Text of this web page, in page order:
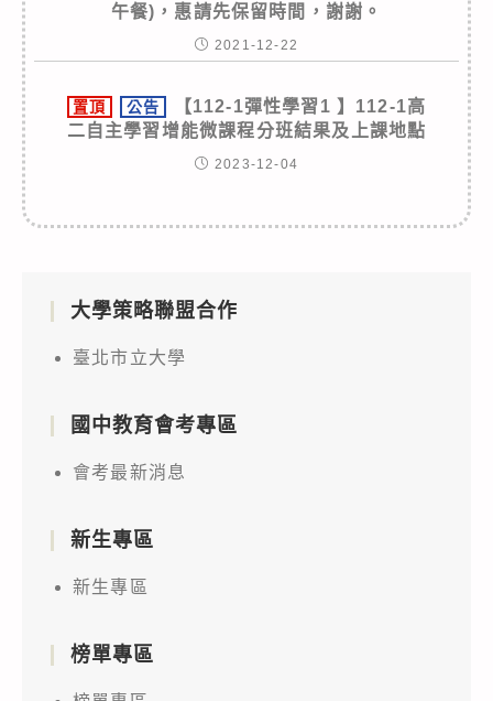
午餐)，惠請先保留時間，謝謝。
2021-12-22
置頂 公告
【112-1彈性學習1 】112-1高
二自主學習增能微課程分班結果及上課地點
2023-12-04
大學策略聯盟合作
臺北市立大學
國中教育會考專區
會考最新消息
新生專區
新生專區
榜單專區